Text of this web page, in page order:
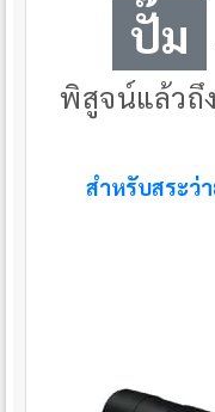
ปั๊ม
พิสูจน์แล้วถึ
สำหรับสระว่